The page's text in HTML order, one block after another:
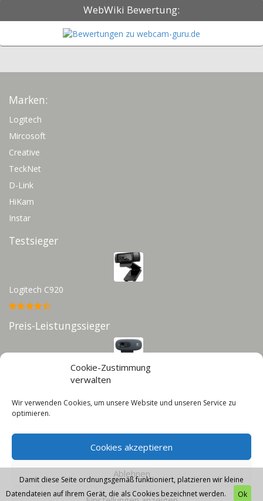
Cookie-Zustimmung
verwalten
Wir verwenden Cookies, um unsere Website und unseren Service zu
optimieren.
Cookies akzeptieren
Ablehnen
WebWiki Bewertung:
Marken:
Logitech
Mircosoft
Creative
TeckNet
D-Link
HiKam
Instar
Testsieger
Logitech C920
Preis-Leistungssieger
Infos
Cookie-Richtlinie (EU)
Damit diese Seite ordnungsgemäß funktioniert, platzieren wir kleine
Datendateien auf Ihrem Gerät, die als Cookies bezeichnet werden.
Ok